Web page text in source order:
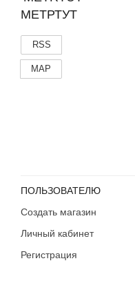
МЕТРТУТ
RSS
MAP
ПОЛЬЗОВАТЕЛЮ
Создать магазин
Личный кабинет
Регистрация